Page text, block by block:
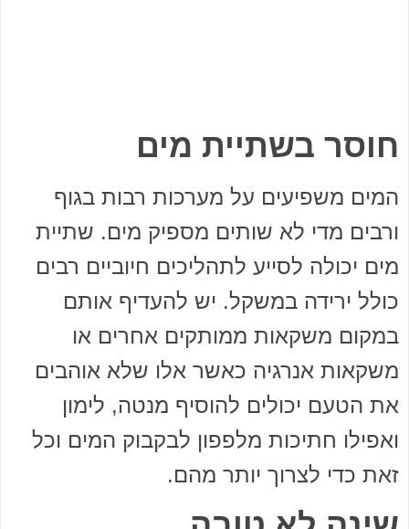
חוסר בשתיית מים
המים משפיעים על מערכות רבות בגוף
ורבים מדי לא שותים מספיק מים. שתיית
מים יכולה לסייע לתהליכים חיוביים רבים
כולל ירידה במשקל. יש להעדיף אותם
במקום משקאות ממותקים אחרים או
משקאות אנרגיה כאשר אלו שלא אוהבים
את הטעם יכולים להוסיף מנטה, לימון
ואפילו חתיכות מלפפון לבקבוק המים וכל
זאת כדי לצרוך יותר מהם.